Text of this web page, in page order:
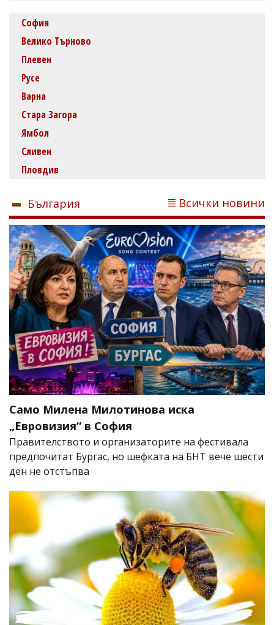
София
Велико Търново
Плевен
Русе
Варна
Стара Загора
Ямбол
Сливен
Пловдив
България Всички новини
Само Милена Милотинова иска
„Евровизия“ в София
Правителството и организаторите на фестивала
предпочитат Бургас, но шефката на БНТ вече шести
ден не отстъпва